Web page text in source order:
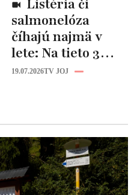
salmonelóza
číhajú najmä v
lete: Na tieto 3
pravidlá pri jedle
19.07.2026TV JOJ